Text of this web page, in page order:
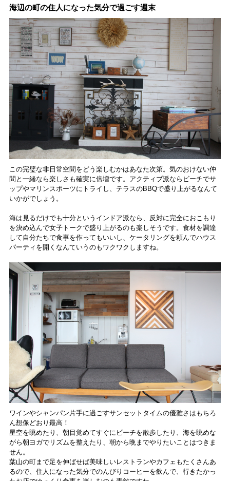
海辺の町の住人になった気分で過ごす週末
この完璧な非日常空間をどう楽しむかはあなた次第。気のおけない仲
間と一緒なら楽しさも確実に倍増です。アクティブ派ならビーチでサ
ップやマリンスポーツにトライし、テラスのBBQで盛り上がるなんて
いかがでしょう。
海は見るだけでも十分というインドア派なら、反対に完全におこもり
を決め込んで女子トークで盛り上がるのも楽しそうです。食材を調達
して自分たちで食事を作ってもいいし、ケータリングを頼んでハウス
パーティを開くなんていうのもワクワクしますね。
ワインやシャンパン片手に過ごすサンセットタイムの優雅さはもちろ
ん想像どおり最高！
星空を眺めたり、朝目覚めてすぐにビーチを散歩したり、海を眺めな
がら朝ヨガでリズムを整えたり、朝から晩までやりたいことはつきま
せん。
葉山の町まで足を伸ばせば美味しいレストランやカフェもたくさんあ
るので、住人になった気分でのんびりコーヒーを飲んで、行きたかっ